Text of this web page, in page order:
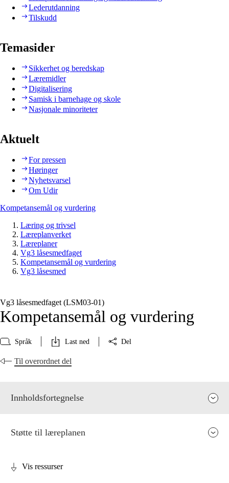
Lederutdanning
Tilskudd
Temasider
Sikkerhet og beredskap
Læremidler
Digitalisering
Samisk i barnehage og skole
Nasjonale minoriteter
Aktuelt
For pressen
Høringer
Nyhetsvarsel
Om Udir
Kompetansemål og vurdering
Læring og trivsel
Læreplanverket
Læreplaner
Vg3 låsesmedfaget
Kompetansemål og vurdering
Vg3 låsesmed
Vg3 låsesmedfaget (LSM03‑01)
Kompetansemål og vurdering
Språk Last ned Del
Til overordnet del
Innholdsfortegnelse
Støtte til læreplanen
Vis ressurser